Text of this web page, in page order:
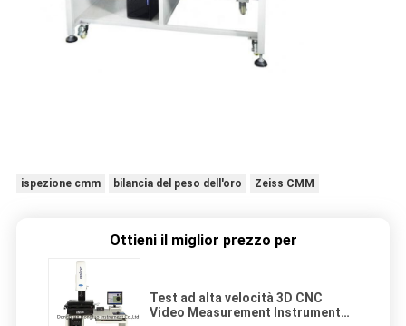
ispezione cmm bilancia del peso dell'oro Zeiss CMM
Ottieni il miglior prezzo per
Test ad alta velocità 3D CNC
Video Measurement Instrument